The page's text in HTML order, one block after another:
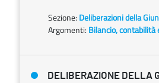
Sezione: Deliberazioni della
Argomenti: Bilancio, contabilità
DELIBERAZIONE DELLA